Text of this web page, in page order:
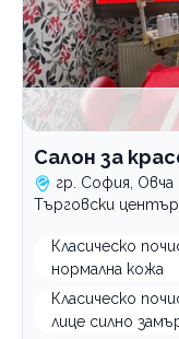
Салон за
гр. София, Овча
Търговски център
Класическо
нормална кожа
Класическо
лице силно